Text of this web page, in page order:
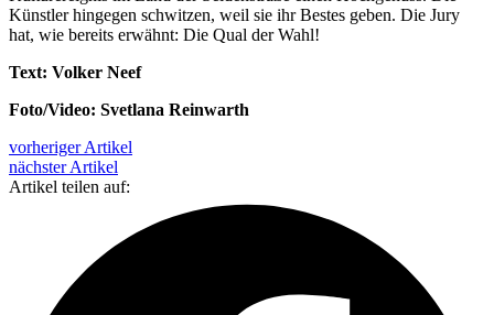
Künstler hingegen schwitzen, weil sie ihr Bestes geben. Die Jury
hat, wie bereits erwähnt: Die Qual der Wahl!
Text: Volker Neef
Foto/Video: Svetlana Reinwarth
vorheriger Artikel
nächster Artikel
Artikel teilen auf: